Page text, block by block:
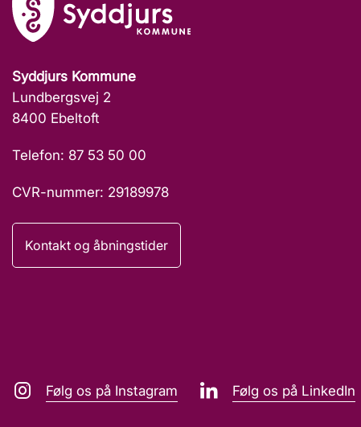
Syddjurs Kommune
Lundbergsvej 2
8400 Ebeltoft
Telefon: 87 53 50 00
CVR-nummer: 29189978
Kontakt og åbningstider
Følg os på Instagram Følg os på LinkedIn